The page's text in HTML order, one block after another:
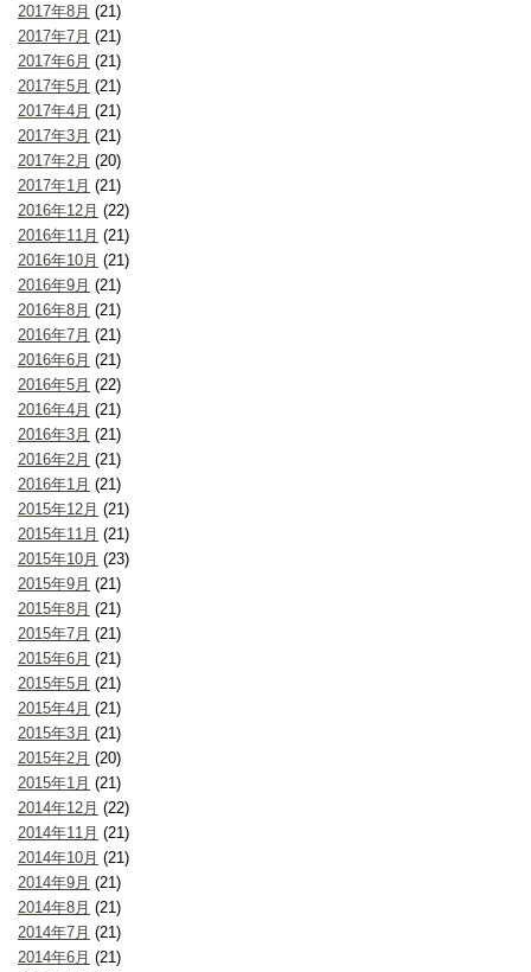
2017年8月 (21)
2017年7月 (21)
2017年6月 (21)
2017年5月 (21)
2017年4月 (21)
2017年3月 (21)
2017年2月 (20)
2017年1月 (21)
2016年12月 (22)
2016年11月 (21)
2016年10月 (21)
2016年9月 (21)
2016年8月 (21)
2016年7月 (21)
2016年6月 (21)
2016年5月 (22)
2016年4月 (21)
2016年3月 (21)
2016年2月 (21)
2016年1月 (21)
2015年12月 (21)
2015年11月 (21)
2015年10月 (23)
2015年9月 (21)
2015年8月 (21)
2015年7月 (21)
2015年6月 (21)
2015年5月 (21)
2015年4月 (21)
2015年3月 (21)
2015年2月 (20)
2015年1月 (21)
2014年12月 (22)
2014年11月 (21)
2014年10月 (21)
2014年9月 (21)
2014年8月 (21)
2014年7月 (21)
2014年6月 (21)